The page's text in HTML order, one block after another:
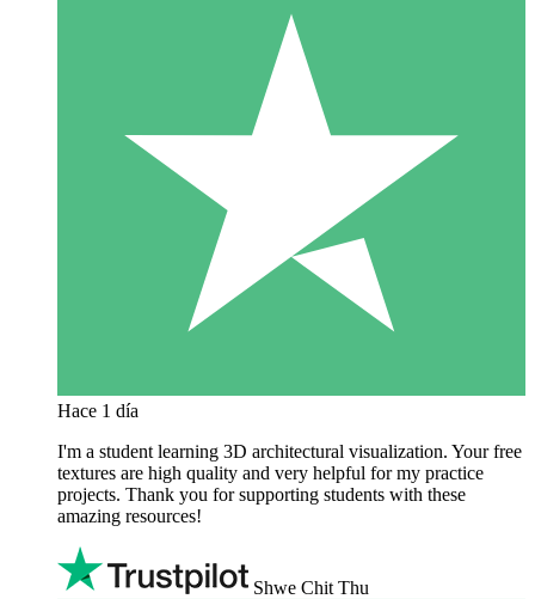
Hace 1 día
I'm a student learning 3D architectural visualization. Your free
textures are high quality and very helpful for my practice
projects. Thank you for supporting students with these
amazing resources!
Shwe Chit Thu